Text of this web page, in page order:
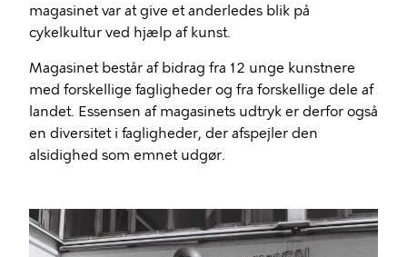
magasinet var at give et anderledes blik på
cykelkultur ved hjælp af kunst.
Magasinet består af bidrag fra 12 unge kunstnere
med forskellige fagligheder og fra forskellige dele af
landet. Essensen af magasinets udtryk er derfor også
en diversitet i fagligheder, der afspejler den
alsidighed som emnet udgør.